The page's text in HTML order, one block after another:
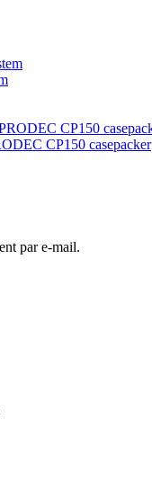
CP150 casepacker
par e-mail.